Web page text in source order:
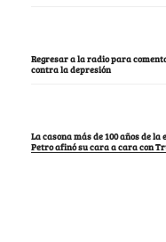
Regresar a la radio para
contra la depresión
La casona más de 100 años de
Petro afinó su cara a cara con